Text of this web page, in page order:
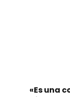
«Es una